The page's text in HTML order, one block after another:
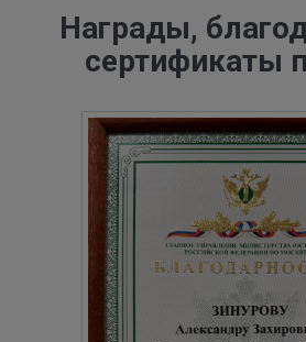
Награды,
сертификаты